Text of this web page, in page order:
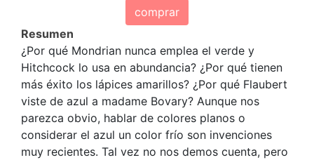
comprar
Resumen
¿Por qué Mondrian nunca emplea el verde y
Hitchcock lo usa en abundancia? ¿Por qué tienen
más éxito los lápices amarillos? ¿Por qué Flaubert
viste de azul a madame Bovary? Aunque nos
parezca obvio, hablar de colores planos o
considerar el azul un color frío son invenciones
muy recientes. Tal vez no nos demos cuenta, pero